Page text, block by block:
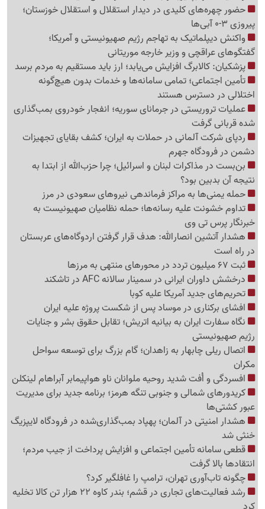
حضور چهره‌های کلیدی در دیدار استقلال و استقلال خوزستان؛
پیروزی 3-0 آبی‌ها
واکنش دیپلماتیک به تهاجم رژیم صهیونیستی و آمریکا؛
گفتگوهای عراقچی و وزیر خارجه موریتانی
پزشکیان: کالابرگ افزایش می‌یابد؛ ارز باید مستقیم به مردم برسد
تأمین اجتماعی؛ تمامی سامانه‌ها و خدمات بدون هیچ‌گونه
اختلالی در دسترس هستند
عملیات تروریستی در جرمانای سوریه؛ انفجار خودروی بمب‌گذاری
شده قربانی گرفت
ردپای شرکت آلمانی در حملات به ایران؛ کشف بقایای تجهیزات
دشمن در فرودگاه جهرم
بن‌بست در مذاکرات لبنان و اسرائیل؛ چرا حزب‌الله از ابتدا به
نتیجه آن بدبین بود؟
حمله یمنی‌ها به مراکز فرماندهی نیروهای سعودی در مرز
تداوم خشونت علیه رسانه‌ها؛ حمله نظامیان صهیونیست به
خبرنگار پرس تی وی
هشدار آتشین انصارالله: هدف قرار گرفتن اردوگاه‌های عربستان
در راه است
ثبت 67 میلیون تردد در محورهای منتهی به مرزها
درخشش داوران ایرانی در سمینار سالانه AFC در تاشکند
تحریم‌های جدید آمریکا علیه کوبا
افشای برکناری در موساد پس از شکست پروژه علیه ایران
نگاه سفارت ایران به بیانیه اتریش؛ تقابل حقوق بشر و جنایات
رژیم صهیونیستی
اتصال ریلی چابهار به زاهدان؛ گام بزرگ برای توسعه سواحل
مکران
افسردگی و اُفت شدید روحیه ملوانان ناو هواپیمابر آبراهام لینکلن
کریدورهای شمالی و جنوبی تنگه هرمز؛ برنامه جدید برای مدیریت
عبور کشتی‌ها
هشدار امنیتی در آلمان؛ پهپاد بمب‌گذاری‌شده در فرودگاه لایپزیگ
خنثی شد
قطعی سامانه تأمین اجتماعی و افزایش پرداخت از جیب مردم؛
انتقادها بالا گرفت
چگونه تاب‌آوری تهران، ترامپ را غافلگیر کرد؟
رشد فعالیت‌های تجاری در قشم؛ بندر کاوه 22 هزار تن کالا تخلیه